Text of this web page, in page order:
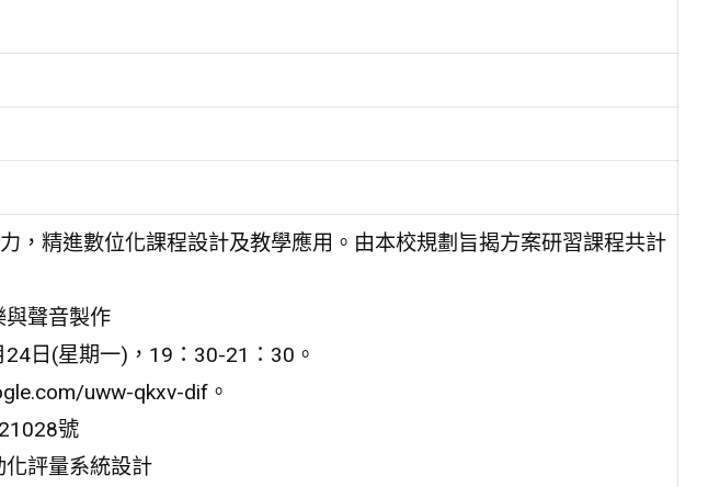
，精進數位化課程設計及教學應用。由本校規劃旨揭方案研習課程共計
與聲音製作
日(星期一)，19：30-21：30。
uww-qkxv-dif。
號
評量系統設計